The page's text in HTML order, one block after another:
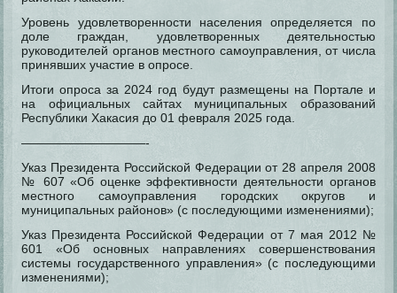
Уровень удовлетворенности населения определяется по
доле граждан, удовлетворенных деятельностью
руководителей органов местного самоуправления, от числа
принявших участие в опросе.
Итоги опроса за 2024 год будут размещены на Портале и
на официальных сайтах муниципальных образований
Республики Хакасия до 01 февраля 2025 года.
——————————-
Указ Президента Российской Федерации от 28 апреля 2008
№ 607 «Об оценке эффективности деятельности органов
местного самоуправления городских округов и
муниципальных районов» (с последующими изменениями);
Указ Президента Российской Федерации от 7 мая 2012 №
601 «Об основных направлениях совершенствования
системы государственного управления» (с последующими
изменениями);